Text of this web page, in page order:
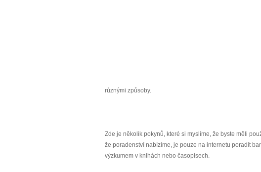
různými způsoby.
Zde je několik pokynů, které si myslíme, že byste měli
že poradenství nabízíme, je pouze na internetu poradit
výzkumem v knihách nebo časopisech.